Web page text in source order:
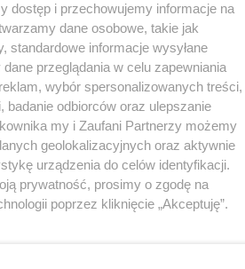
dostęp i przechowujemy informacje na
dane osobowe, takie jak
standardowe informacje wysyłane
przeglądania w celu zapewniania
wybór spersonalizowanych treści,
badanie odbiorców oraz ulepszanie
my i Zaufani Partnerzy możemy
geolokalizacyjnych oraz aktywnie
urządzenia do celów identyfikacji.
prywatność, prosimy o zgodę na
poprzez kliknięcie „Akceptuję”.